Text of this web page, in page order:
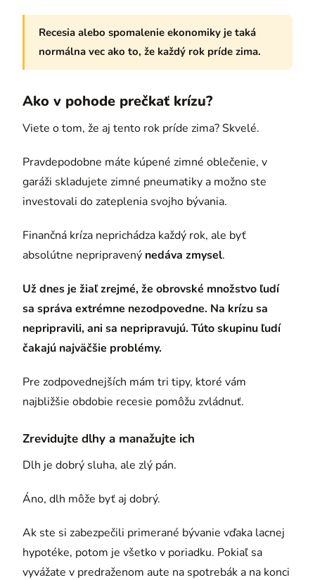
Recesia alebo spomalenie ekonomiky je taká
normálna vec ako to, že každý rok príde zima.
Ako v pohode prečkať krízu?
Viete o tom, že aj tento rok príde zima? Skvelé.
Pravdepodobne máte kúpené zimné oblečenie, v
garáži skladujete zimné pneumatiky a možno ste
investovali do zateplenia svojho bývania.
Finančná kríza neprichádza každý rok, ale byť
absolútne nepripravený nedáva zmysel.
Už dnes je žiaľ zrejmé, že obrovské množstvo ľudí
sa správa extrémne nezodpovedne. Na krízu sa
nepripravili, ani sa nepripravujú. Túto skupinu ľudí
čakajú najväčšie problémy.
Pre zodpovednejších mám tri tipy, ktoré vám
najbližšie obdobie recesie pomôžu zvládnuť.
Zrevidujte dlhy a manažujte ich
Dlh je dobrý sluha, ale zlý pán.
Áno, dlh môže byť aj dobrý.
Ak ste si zabezpečili primerané bývanie vďaka lacnej
hypotéke, potom je všetko v poriadku. Pokiaľ sa
vyvážate v predraženom aute na spotrebák a na konci